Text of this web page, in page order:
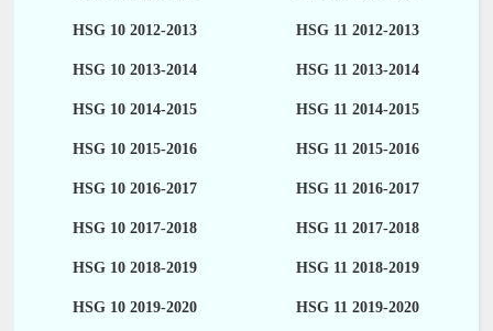
HSG 10 2012-2013 HSG 11 2012-2013
HSG 10 2013-2014 HSG 11 2013-2014
HSG 10 2014-2015 HSG 11 2014-2015
HSG 10 2015-2016 HSG 11 2015-2016
HSG 10 2016-2017 HSG 11 2016-2017
HSG 10 2017-2018 HSG 11 2017-2018
HSG 10 2018-2019 HSG 11 2018-2019
HSG 10 2019-2020 HSG 11 2019-2020